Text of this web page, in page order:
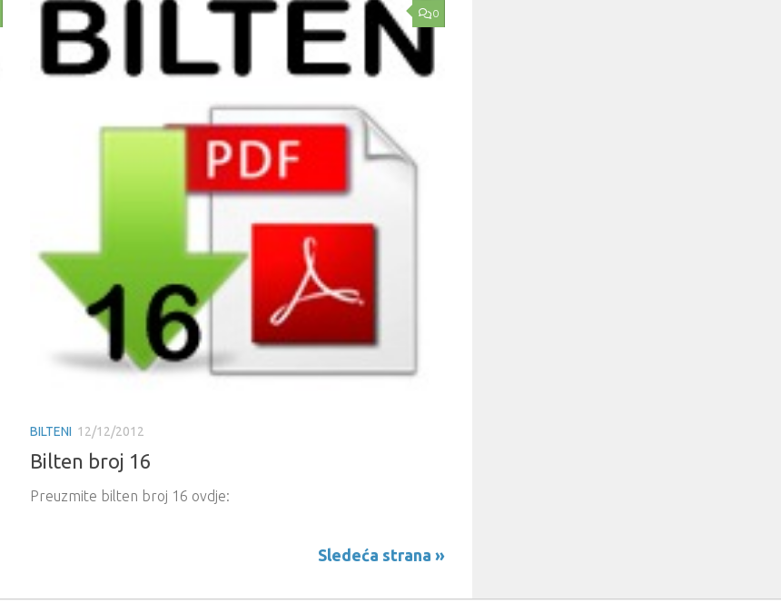
0
BILTENI 12/12/2012
Bilten broj 16
Preuzmite bilten broj 16 ovdje:
Sledeća strana »